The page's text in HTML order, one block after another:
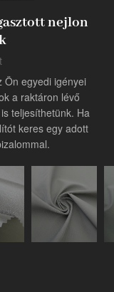
nejlon
Ön egyedi igényei
a raktáron lévő
teljesíthetünk. Ha
keres egy adott